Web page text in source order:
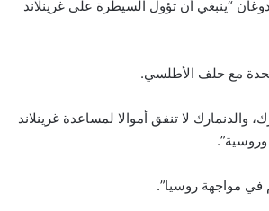
“ينبغي أن تؤول السيطرة على غرينلاند
مع حلف الأطلسي.
والدنمارك لا تنفق أموالا لمساعدة غرينلاند
في مواجهة روسيا”.